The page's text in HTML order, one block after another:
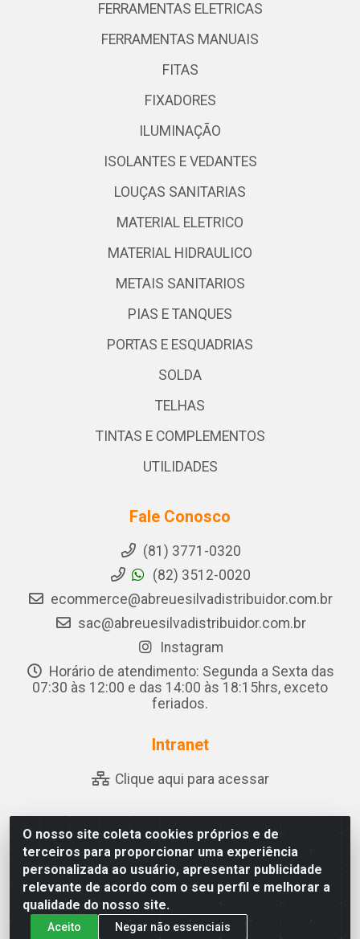
O nosso site coleta cookies próprios e de
terceiros para proporcionar uma experiência
personalizada ao usuário, apresentar publicidade
relevante de acordo com o seu perfil e melhorar a
qualidade do nosso site.
Aceito Negar não essenciais
FERRAMENTAS ELETRICAS
FERRAMENTAS MANUAIS
FITAS
FIXADORES
ILUMINAÇÃO
ISOLANTES E VEDANTES
LOUÇAS SANITARIAS
MATERIAL ELETRICO
MATERIAL HIDRAULICO
METAIS SANITARIOS
PIAS E TANQUES
PORTAS E ESQUADRIAS
SOLDA
TELHAS
TINTAS E COMPLEMENTOS
UTILIDADES
Fale Conosco
(81) 3771-0320
(82) 3512-0020
ecommerce@abreuesilvadistribuidor.com.br
sac@abreuesilvadistribuidor.com.br
Instagram
Horário de atendimento: Segunda a Sexta das
07:30 às 12:00 e das 14:00 às 18:15hrs, exceto
feriados.
Intranet
Clique aqui para acessar
Abreu & Silva - Rua Padre Jose de Souza Leite, 265 - Ariado,
Olho D'Água das Flores/AL - CEP 57.442-000 - CNPJ
04.790.656/0001-06